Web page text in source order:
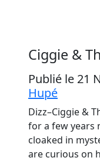
Ciggie &
Publié le 21
Hupé
Dizz–Ciggie &
for a few years
cloaked in
are curious on